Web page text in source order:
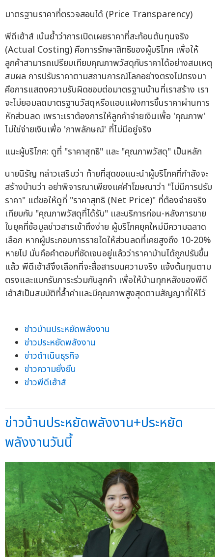
มาตรฐานราคาที่ตรวจสอบได้ (Price Transparency)
พีดีเฮ้าส์ เน้นย้ำว่าการเปิดเผยราคาที่สะท้อนต้นทุนจริง
(Actual Costing) คือการรักษาสิทธิของผู้บริโภค เพื่อให้
ลูกค้าสามารถเปรียบเทียบคุณภาพวัสดุกับราคาได้อย่างสมเหตุ
สมผล การปรับราคาตามสถานการณ์โลกอย่างตรงไปตรงมา
คือการแสดงความรับผิดชอบต่อมาตรฐานบ้านที่เราสร้าง เรา
จะไม่ยอมลดมาตรฐานวัสดุหรือแอบแฝงการขึ้นราคาผ่านการ
หักส่วนลด เพราะเราต้องการให้ลูกค้าจ่ายเงินเพื่อ 'คุณภาพ'
ไม่ใช่จ่ายเงินเพื่อ 'ภาพลักษณ์' ที่ไม่มีอยู่จริง
แนะผู้บริโภค: ดูที่ "ราคาสุทธิ" และ "คุณภาพวัสดุ" เป็นหลัก
นายนิรัญ กล่าวเสริมว่า ท้ายที่สุดขอแนะนำผู้บริโภคที่กำลังจะ
สร้างบ้านว่า อย่าพิจารณาเพียงแค่คำโฆษณาว่า "ไม่มีการปรับ
ราคา" แต่ขอให้ดูที่ "ราคาสุทธิ (Net Price)" ที่ต้องจ่ายจริง
เทียบกับ "คุณภาพวัสดุที่ได้รับ" และบริการก่อน-หลังการขาย
ในยุคที่ข้อมูลข่าวสารเข้าถึงง่าย ผู้บริโภคยุคใหม่มีความฉลาด
เลือก หากผู้ประกอบการรายใดให้ส่วนลดที่เคยสูงถึง 10-20%
หายไป นั่นคือคำตอบที่ชัดเจนอยู่แล้วว่าราคาบ้านได้ถูกปรับขึ้น
แล้ว พีดีเฮ้าส์จึงเลือกที่จะสื่อสารบนความจริง แจ้งต้นทุนตาม
ตรงและแบกรับภาระร่วมกับลูกค้า เพื่อให้บ้านทุกหลังของพีดี
เฮ้าส์เป็นสมบัติที่ล้ำค่าและมีคุณภาพสูงสุดตามสัญญาที่ให้ไว้
ข่าวบ้านประหยัดพลังงาน
ข่าวประหยัดพลังงาน
ข่าวดำเนินธุรกิจ
ข่าวความยั่งยืน
ข่าวพีดีเฮ้าส์
ข่าวบ้านประหยัดพลังงาน+ประหยัด
พลังงานวันนี้